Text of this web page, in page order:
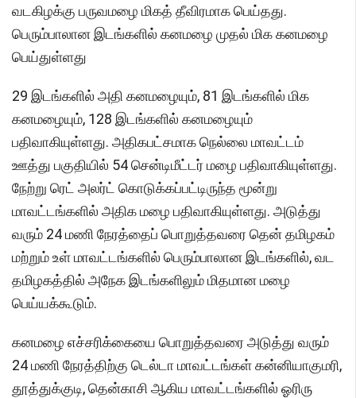
வடகிழக்கு பருவமழை மிகத் தீவிரமாக பெய்தது.
பெரும்பாலான இடங்களில் கனமழை முதல் மிக கனமழை
பெய்துள்ளது
29 இடங்களில் அதி கனமழையும், 81 இடங்களில் மிக
கனமழையும், 128 இடங்களில் கனமழையும்
பதிவாகியுள்ளது. அதிகபட்சமாக நெல்லை மாவட்டம்
ஊத்து பகுதியில் 54 சென்டிமீட்டர் மழை பதிவாகியுள்ளது.
நேற்று ரெட் அலர்ட் கொடுக்கப்பட்டிருந்த மூன்று
மாவட்டங்களில் அதிக மழை பதிவாகியுள்ளது. அடுத்து
வரும் 24 மணி நேரத்தைப் பொறுத்தவரை தென் தமிழகம்
மற்றும் உள் மாவட்டங்களில் பெரும்பாலான இடங்களில், வட
தமிழகத்தில் அநேக இடங்களிலும் மிதமான மழை
பெய்யக்கூடும்.
கனமழை எச்சரிக்கையை பொறுத்தவரை அடுத்து வரும்
24 மணி நேரத்திற்கு டெல்டா மாவட்டங்கள் கன்னியாகுமரி,
தூத்துக்குடி, தென்காசி ஆகிய மாவட்டங்களில் ஓரிரு